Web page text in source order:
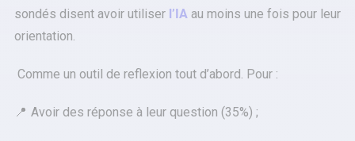
sondés disent avoir utiliser l’IA au moins une fois pour leur
orientation.
Comme un outil de reflexion tout d’abord. Pour :
Avoir des réponse à leur question (35%) ;